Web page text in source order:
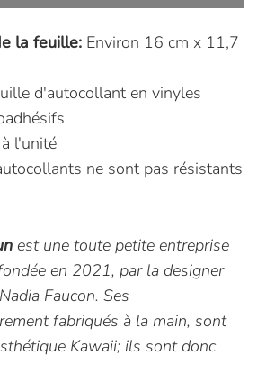
la feuille: Environ 16 cm x 11,7
d'autocollant en vinyles
l'unité
ne sont pas résistants
est une toute petite entreprise
en 2021, par la designer
Faucon. Ses
fabriqués à la main, sont
Kawaii; ils sont donc